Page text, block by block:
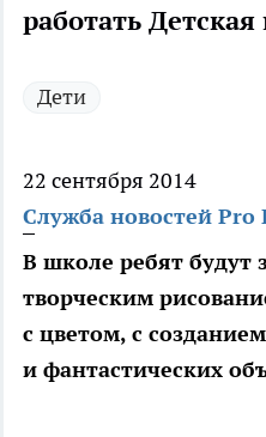
работать
Дети
22 сентября 2014
Служба новостей Pro
В школе ребят будут
творческим
с цветом, с
и фантастических